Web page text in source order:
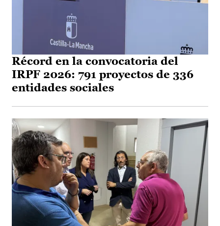
Récord en la convocatoria del
IRPF 2026: 791 proyectos de 336
entidades sociales